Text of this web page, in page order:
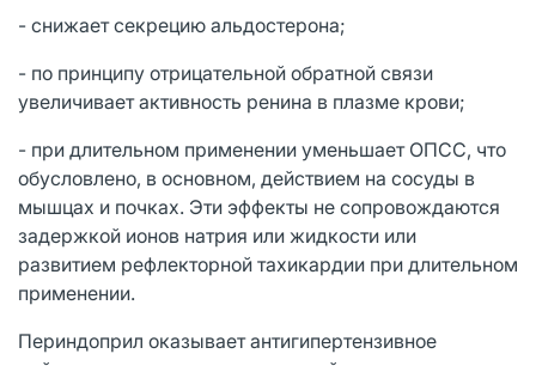
- снижает секрецию альдостерона;
- по принципу отрицательной обратной связи
увеличивает активность ренина в плазме крови;
- при длительном применении уменьшает ОПСС, что
обусловлено, в основном, действием на сосуды в
мышцах и почках. Эти эффекты не сопровождаются
задержкой ионов натрия или жидкости или
развитием рефлекторной тахикардии при длительном
применении.
Периндоприл оказывает антигипертензивное